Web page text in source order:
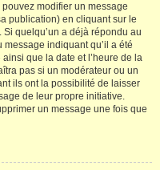
modifier un message
publication) en cliquant sur le
quelqu’un a déjà répondu au
message indiquant qu’il a été
que la date et l’heure de la
pas si un modérateur ou un
ils ont la possibilité de laisser
de leur propre initiative.
un message une fois que